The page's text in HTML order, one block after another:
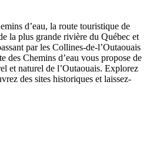
d’eau, la route touristique de
la plus grande rivière du Québec et
par les Collines-de-l’Outaouais
des Chemins d’eau vous propose de
et naturel de l’Outaouais. Explorez
des sites historiques et laissez-